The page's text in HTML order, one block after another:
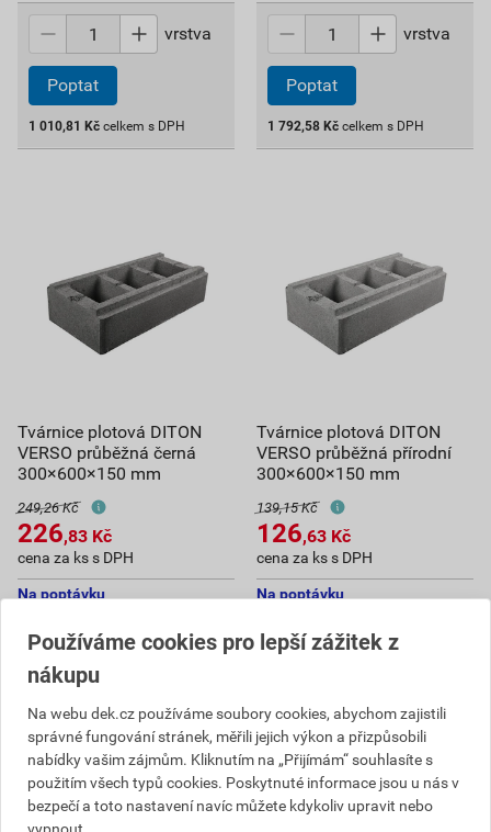
vrstva
Poptat
1 010,81 Kč celkem s DPH
vrstva
Poptat
1 792,58 Kč celkem s DPH
Tvárnice plotová DITON
VERSO průběžná černá
300×600×150 mm
249,26 Kč
226,83 Kč
cena za ks s DPH
Na poptávku
ks
Poptat
226,83 Kč celkem s DPH
Tvárnice plotová DITON
VERSO průběžná přírodní
300×600×150 mm
139,15 Kč
126,63 Kč
cena za ks s DPH
Na poptávku
126,63 Kč celkem s DPH
Používáme cookies pro lepší zážitek z
nákupu
Na webu dek.cz používáme soubory cookies, abychom zajistili
správné fungování stránek, měřili jejich výkon a přizpůsobili
nabídky vašim zájmům. Kliknutím na „Přijímám“ souhlasíte s
použitím všech typů cookies. Poskytnuté informace jsou u nás v
bezpečí a toto nastavení navíc můžete kdykoliv upravit nebo
vypnout.